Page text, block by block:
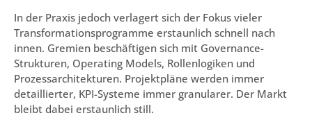
In der Praxis jedoch verlagert sich der Fokus vieler
Transformationsprogramme erstaunlich schnell nach
innen. Gremien beschäftigen sich mit Governance-
Strukturen, Operating Models, Rollenlogiken und
Prozessarchitekturen. Projektpläne werden immer
detaillierter, KPI-Systeme immer granularer. Der Markt
bleibt dabei erstaunlich still.